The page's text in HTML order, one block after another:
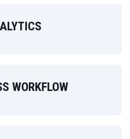
WORKFLOW